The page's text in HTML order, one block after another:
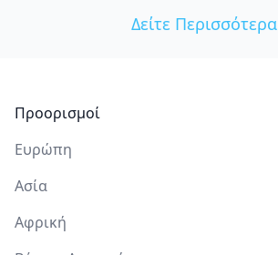
Δείτε Περισσότερα
Προορισμοί
Ευρώπη
Ασία
Αφρική